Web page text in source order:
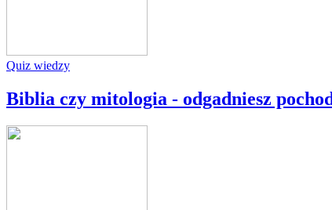
Quiz wiedzy
Biblia czy mitologia - odgadniesz